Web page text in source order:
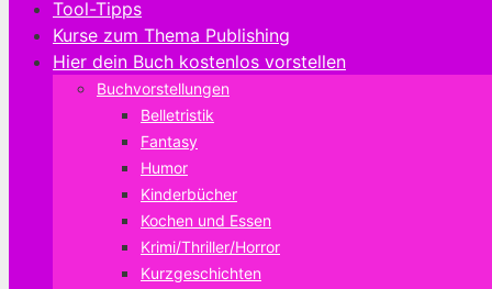
Tool-Tipps
Kurse zum Thema Publishing
Hier dein Buch kostenlos vorstellen
Buchvorstellungen
Belletristik
Fantasy
Humor
Kinderbücher
Kochen und Essen
Krimi/Thriller/Horror
Kurzgeschichten